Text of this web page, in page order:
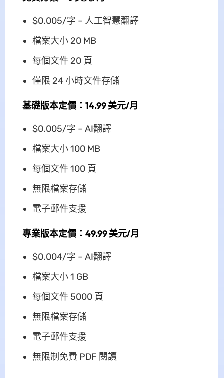
$0.005/字 – 人工智慧翻譯
檔案大小 20 MB
每個文件 20 頁
僅限 24 小時文件存儲
基礎版本定價：14.99 美元/月
$0.005/字 – AI翻譯
檔案大小 100 MB
每個文件 100 頁
無限檔案存儲
電子郵件支援
專業版本定價：49.99 美元/月
$0.004/字 – AI翻譯
檔案大小 1 GB
每個文件 5000 頁
無限檔案存儲
電子郵件支援
無限制免費 PDF 閱讀